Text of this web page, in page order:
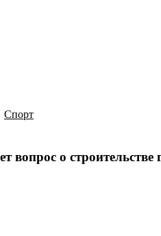
Спорт
вопрос о